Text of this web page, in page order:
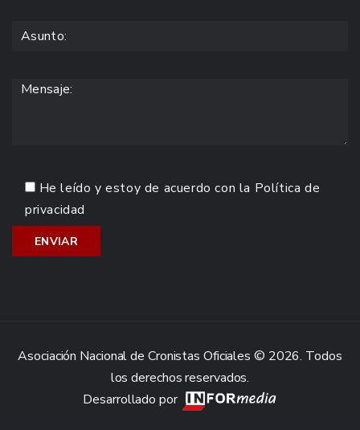
He leído y estoy de acuerdo con la Política de
privacidad
Asociación Nacional de Cronistas Oficiales © 2026. Todos
los derechos reservados.
Desarrollado por